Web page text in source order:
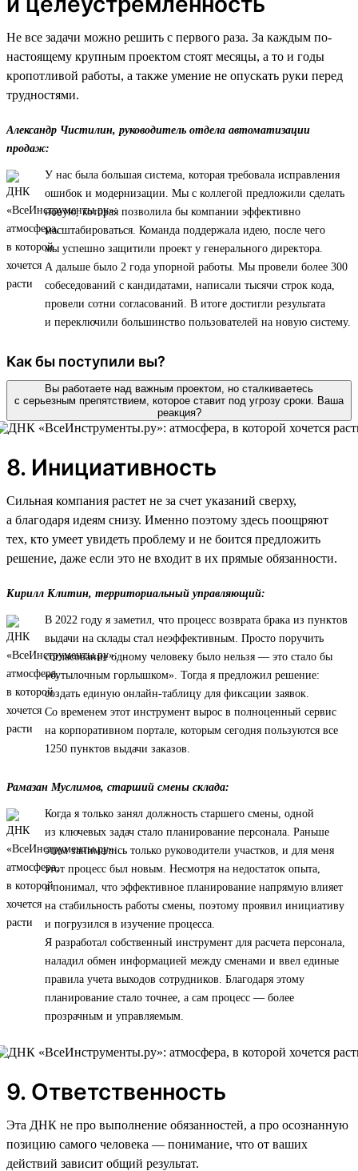
Не все задачи можно решить с первого раза. За каждым по-
настоящему крупным проектом стоят месяцы, а то и годы
кропотливой работы, а также умение не опускать руки перед
трудностями.
Александр Чистилин, руководитель отдела автоматизации
продаж:
У нас была большая система, которая требовала исправления
ошибок и модернизации. Мы с коллегой предложили сделать
новую, которая позволила бы компании эффективно
масштабироваться. Команда поддержала идею, после чего
мы успешно защитили проект у генерального директора.
А дальше было 2 года упорной работы. Мы провели более 300
собеседований с кандидатами, написали тысячи строк кода,
провели сотни согласований. В итоге достигли результата
и переключили большинство пользователей на новую систему.
Как бы поступили вы?
Вы работаете над важным проектом, но сталкиваетесь
с серьезным препятствием, которое ставит под угрозу сроки. Ваша
реакция?
8. Инициативность
Сильная компания растет не за счет указаний сверху,
а благодаря идеям снизу. Именно поэтому здесь поощряют
тех, кто умеет увидеть проблему и не боится предложить
решение, даже если это не входит в их прямые обязанности.
Кирилл Клитин, территориальный управляющий:
В 2022 году я заметил, что процесс возврата брака из пунктов
выдачи на склады стал неэффективным. Просто поручить
согласование одному человеку было нельзя — это стало бы
«бутылочным горлышком». Тогда я предложил решение:
создать единую онлайн-таблицу для фиксации заявок.
Со временем этот инструмент вырос в полноценный сервис
на корпоративном портале, которым сегодня пользуются все
1250 пунктов выдачи заказов.
Рамазан Муслимов, старший смены склада:
Когда я только занял должность старшего смены, одной
из ключевых задач стало планирование персонала. Раньше
этим занимались только руководители участков, и для меня
этот процесс был новым. Несмотря на недостаток опыта,
я понимал, что эффективное планирование напрямую влияет
на стабильность работы смены, поэтому проявил инициативу
и погрузился в изучение процесса.
Я разработал собственный инструмент для расчета персонала,
наладил обмен информацией между сменами и ввел единые
правила учета выходов сотрудников. Благодаря этому
планирование стало точнее, а сам процесс — более
прозрачным и управляемым.
9. Ответственность
Эта ДНК не про выполнение обязанностей, а про осознанную
позицию самого человека — понимание, что от ваших
действий зависит общий результат.